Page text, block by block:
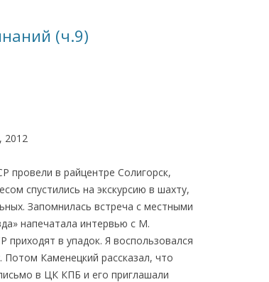
КТО КОГО ИЩЕТ
(ч.9)
2012
провели в райцентре Солигорск,
спустились на экскурсию в шахту,
Запомнилась встреча с местными
напечатала интервью с М.
в упадок. Я воспользовался
Каменецкий рассказал, что
в ЦК КПБ и его приглашали